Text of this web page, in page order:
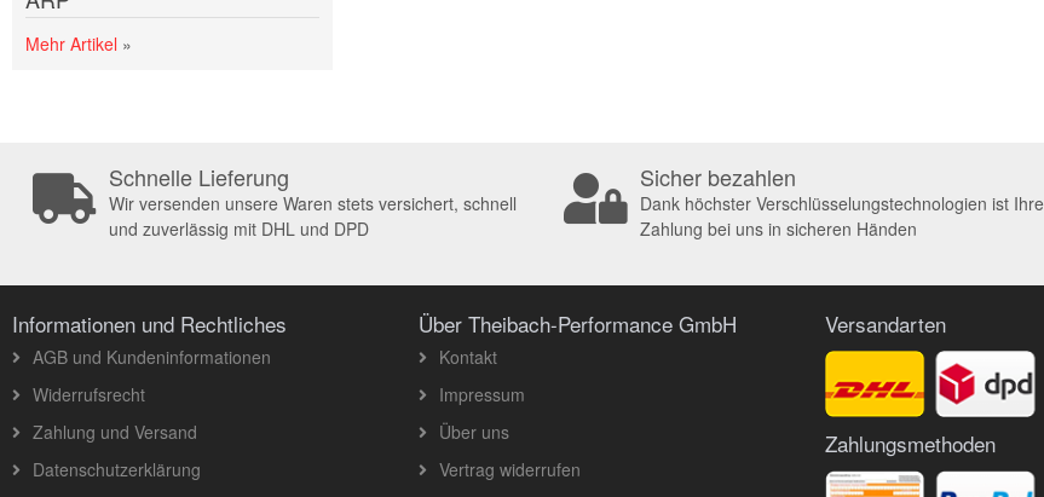
Mehr Artikel »
Schnelle Lieferung
Wir versenden unsere Waren stets versichert, schnell
und zuverlässig mit DHL und DPD
Sicher bezahlen
Dank höchster Verschlüsselungstechnologien ist Ihre
Zahlung bei uns in sicheren Händen
Informationen und Rechtliches
AGB und Kundeninformationen
Widerrufsrecht
Zahlung und Versand
Datenschutzerklärung
Über Theibach-Performance GmbH
Kontakt
Impressum
Über uns
Vertrag widerrufen
Versandarten
Zahlungsmethoden